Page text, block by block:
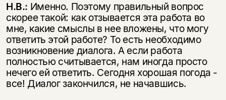
Н.В.: Именно. Поэтому правильный вопрос
скорее такой: как отзывается эта работа во
мне, какие смыслы в нее вложены, что могу
ответить этой работе? То есть необходимо
возникновение диалога. А если работа
полностью считывается, нам иногда просто
нечего ей ответить. Сегодня хорошая погода -
все! Диалог закончился, не начавшись.